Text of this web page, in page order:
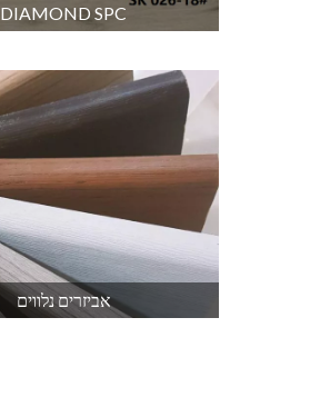
DIAMOND SPC
אביזרים נלווים